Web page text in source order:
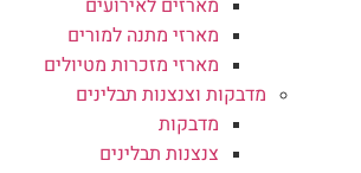
מארזי מתנה למורים
מארזי מזכרות מטיולים
מדבקות וצנצנות תבלינים
מדבקות
צנצנות תבלינים